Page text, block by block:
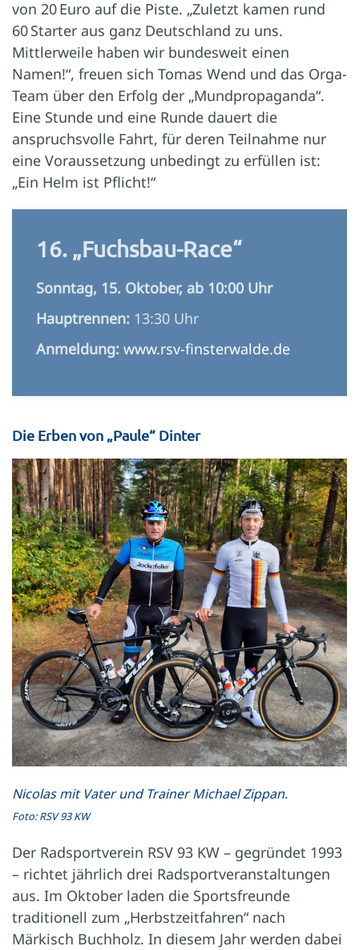
von 20 Euro auf die Piste. „Zuletzt kamen rund
60 Starter aus ganz Deutschland zu uns.
Mittlerweile haben wir bundesweit einen
Namen!“, freuen sich Tomas Wend und das Orga-
Team über den Erfolg der „Mundpropaganda“.
Eine Stunde und eine Runde dauert die
anspruchsvolle Fahrt, für deren Teilnahme nur
eine Voraussetzung unbedingt zu erfüllen ist:
„Ein Helm ist Pflicht!“
16. „Fuchsbau-Race“
Sonntag, 15. Oktober, ab 10:00 Uhr
Hauptrennen: 13:30 Uhr
Anmeldung: www.rsv-finsterwalde.de
Die Erben von „Paule“ Dinter
Nicolas mit Vater und Trainer Michael Zippan.
Foto: RSV 93 KW
Der Radsportverein RSV 93 KW – gegründet 1993
– richtet jährlich drei Radsportveranstaltungen
aus. Im Oktober laden die Sportsfreunde
traditionell zum „Herbstzeitfahren“ nach
Märkisch Buchholz. In diesem Jahr werden dabei